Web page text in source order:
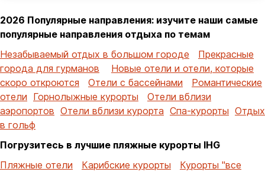
2026 Популярные направления: изучите наши самые
популярные направления отдыха по темам
Незабываемый отдых в большом городе
Прекрасные
города для гурманов
Новые отели и отели, которые
скоро откроются
Отели с бассейнами
Романтические
отели Горнолыжные курорты
Отели вблизи
аэропортов Отели вблизи курорта Спа-курорты Отдых
в гольф
Погрузитесь в лучшие пляжные курорты IHG
Пляжные отели
Карибские курорты Курорты "все